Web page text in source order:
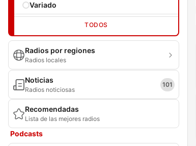
Variado
TODOS
Radios por regiones
Radios locales
Noticias
Radios noticiosas
101
Recomendadas
Lista de las mejores radios
Podcasts